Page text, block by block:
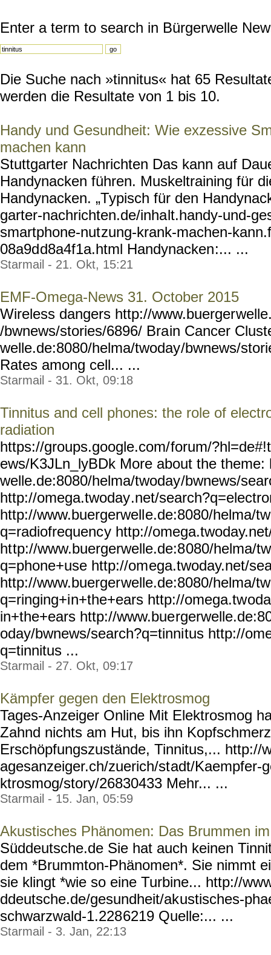
Enter a term to search in Bürgerwelle
Die Suche nach »tinnitus« hat 65
werden die Resultate von 1 bis 10.
Handy und Gesundheit: Wie exzessive
machen kann
Stuttgarter Nachrichten Das kann auf
Handynacken führen. Muskeltraining für
Handynacken. „Typisch für den
garter-nachrichten.de/inhalt.handy-und-
smartphone-nutzung-krank-machen-
08a9dd8a4f1a.html Handynacken:... ...
Starmail - 21. Okt, 15:21
EMF-Omega-News 31. October 2015
Wireless dangers http://www.buerger
/bwnews/stories/6896/ Brain Cancer
welle.de:8080/helma/twoday/bwnews/
Rates among cell... ...
Starmail - 31. Okt, 09:18
Tinnitus and cell phones: the role of
radiation
https://groups.google.com/forum/
ews/K3JLn_lyBDk More about the theme:
welle.de:8080/helma/twoday/bwnews/
http://omega.twoday.net/
http://www.buergerwelle.de:8080/helma/
q=radiofrequency http://
http://www.buergerwelle.de:8080/helma/
q=phone+use http://omega.twoday.net/
http://www.buergerwelle.de:8080/helma/
q=ringing+in+the+ears http://omega.tw
in+the+ears http://www.bue
oday/bwnews/search?q=tinnitus http://
q=tinnitus ...
Starmail - 27. Okt, 09:17
Kämpfer gegen den Elektrosmog
Tages-Anzeiger Online Mit Elektrosmog
Zahnd nichts am Hut, bis ihn
Erschöpfungszustände, Tinnitus,... http://
agesanzeiger.ch/zuerich/stadt/Kaempfer-
ktrosmog/story/26830433 Mehr... ...
Starmail - 15. Jan, 05:59
Akustisches Phänomen: Das Brummen
Süddeutsche.de Sie hat auch keinen
dem *Brummton-Phänomen*. Sie nimmt
sie klingt *wie so eine Turbine... http://
ddeutsche.de/gesundheit/akustisches-
schwarzwald-1.2286219 Quelle:... ...
Starmail - 3. Jan, 22:13